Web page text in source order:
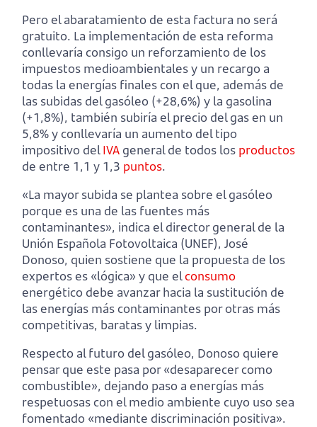
Pero el abaratamiento de esta factura no será
gratuito. La implementación de esta reforma
conllevaría consigo un reforzamiento de los
impuestos medioambientales y un recargo a
todas la energías finales con el que, además de
las subidas del gasóleo (+28,6%) y la gasolina
(+1,8%), también subiría el precio del gas en un
5,8% y conllevaría un aumento del tipo
impositivo delIVA general de todos los productos
de entre 1,1 y 1,3 puntos.
«La mayor subida se plantea sobre el gasóleo
porque es una de las fuentes más
contaminantes», indica el director general de la
Unión Española Fotovoltaica (UNEF), José
Donoso, quien sostiene que la propuesta de los
expertos es «lógica» y que elconsumo
energético debe avanzar hacia la sustitución de
las energías más contaminantes por otras más
competitivas, baratas y limpias.
Respecto al futuro del gasóleo, Donoso quiere
pensar que este pasa por «desaparecer como
combustible», dejando paso a energías más
respetuosas con el medio ambiente cuyo uso sea
fomentado «mediante discriminación positiva».